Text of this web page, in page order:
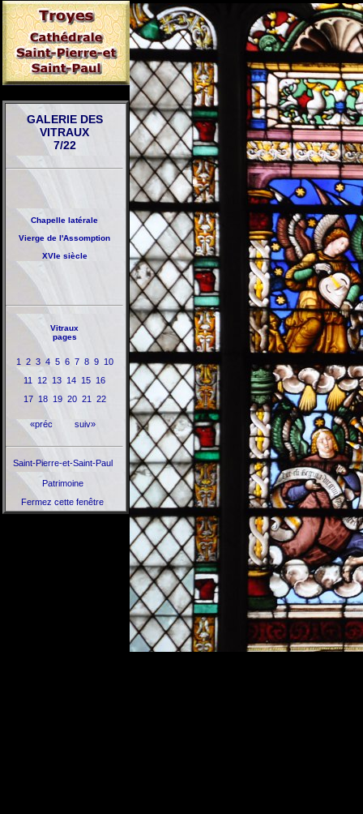
GALERIE DES
VITRAUX
7/22
Chapelle latérale
Vierge de l'Assomption
XVIe siècle
Vitraux
pages
1 2 3 4 5 6 7 8 9
10
11
12 13 14 15 16
17
18 19 20 21 22
«préc suiv»
Saint-Pierre-et-Saint-Paul
Patrimoine
Fermez cette fenêtre